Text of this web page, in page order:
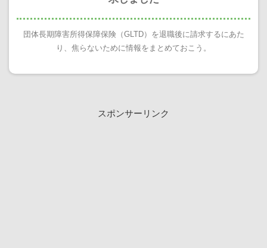
団体長期障害所得保障保険（GLTD）を退職後に請求するにあた
り、焦らないために情報をまとめておこう。
スポンサーリンク